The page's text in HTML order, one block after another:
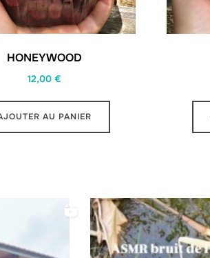
HONEYWOOD
12,00 €
AU PANIER